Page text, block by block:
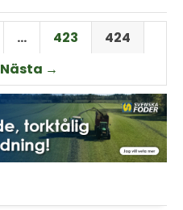
förklarar ICA varför endast
67 procent av deras hårdost
har svensk mjölkråvara.
… 423
424
Nästa →